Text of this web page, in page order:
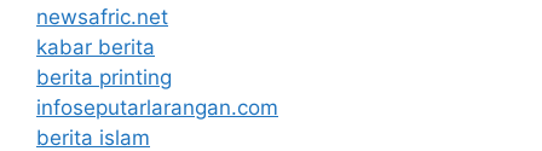
newsafric.net
kabar berita
berita printing
infoseputarlarangan.com
berita islam